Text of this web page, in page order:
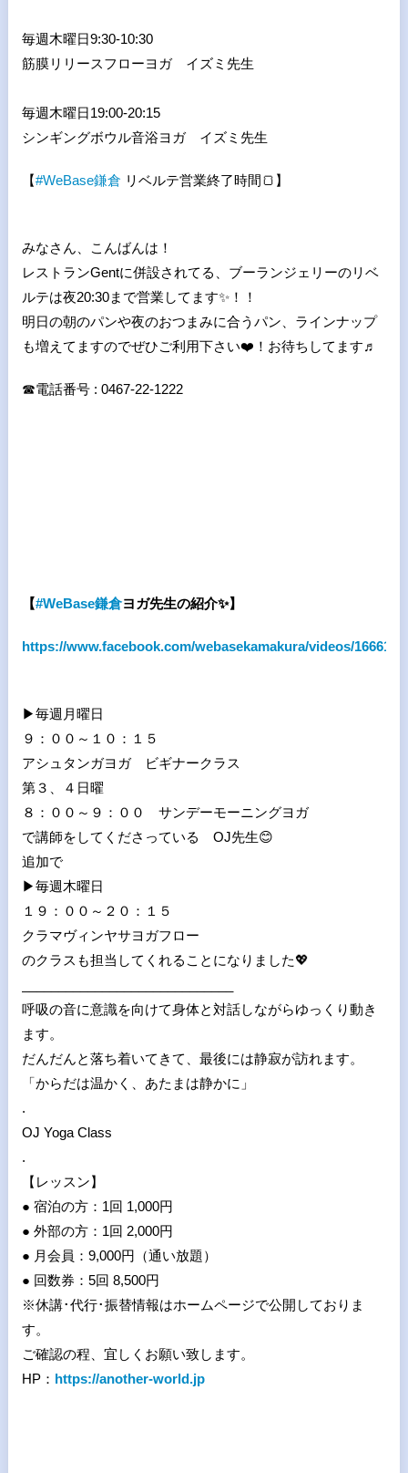
毎週木曜日9:30-10:30
筋膜リリースフローヨガ イズミ先生
毎週木曜日19:00-20:15
シンギングボウル音浴ヨガ イズミ先生
【#WeBase鎌倉 リベルテ営業終了時間🍞 】
みなさん、こんばんは！
レストランGentに併設されてる、ブーランジェリーのリベ
ルテは夜20:30まで営業してます✨！！
明日の朝のパンや夜のおつまみに合うパン、ラインナップ
も増えてますのでぜひご利用下さい❤ ！お待ちしてます♬
☎電話番号 : 0467-22-1222
【#WeBase鎌倉ヨガ先生の紹介✨】
https://www.facebook.com/webasekamakura/videos/
▶︎毎週月曜日
９：００～１０：１５
アシュタンガヨガ ビギナークラス
第３、４日曜
８：００～９：００ サンデーモーニングヨガ
で講師をしてくださっている OJ先生😊
追加で
▶︎毎週木曜日
１９：００～２０：１５
クラマヴィンヤサヨガフロー
のクラスも担当してくれることになりました💖
呼吸の音に意識を向けて身体と対話しながらゆっくり動き
ます。
だんだんと落ち着いてきて、最後には静寂が訪れます。
「からだは温かく、あたまは静かに」
.
OJ Yoga Class
.
【レッスン】
● 宿泊の方：1回 1,000円
● 外部の方：1回 2,000円
● 月会員：9,000円（通い放題）
● 回数券：5回 8,500円
※休講･代行･振替情報はホームページで公開しておりま
す。
ご確認の程、宜しくお願い致します。
HP： https://another-world.jp